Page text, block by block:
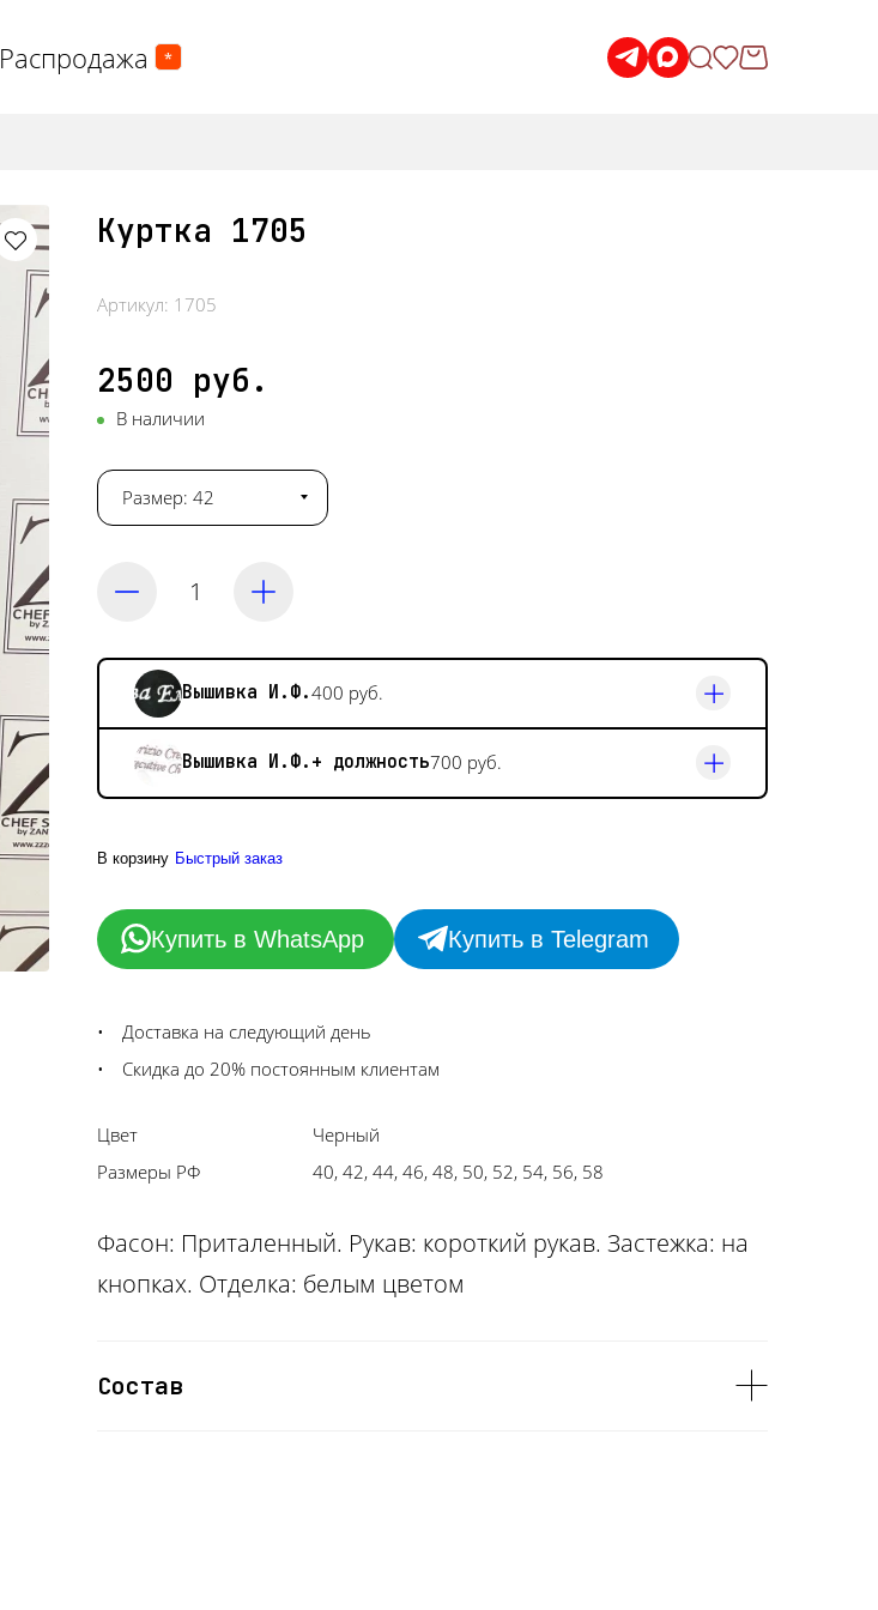
Распродажа *
Куртка 1705
Артикул: 1705
2500 руб.
В наличии
Размер: 42
Вышивка И.Ф.400 руб.
Вышивка И.Ф.+ должность700 руб.
В корзину Быстрый заказ
Купить в WhatsApp Купить в Telegram
Доставка на следующий день
Скидка до 20% постоянным клиентам
Цвет
Черный
Размеры РФ
40, 42, 44, 46, 48, 50, 52, 54, 56, 58
Фасон: Приталенный. Рукав: короткий рукав. Застежка: на
кнопках. Отделка: белым цветом
Состав